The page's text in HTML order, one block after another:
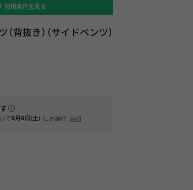
利用条件を見る
背抜き）（サイドベンツ）
で8月8日(土) にお届け 詳細